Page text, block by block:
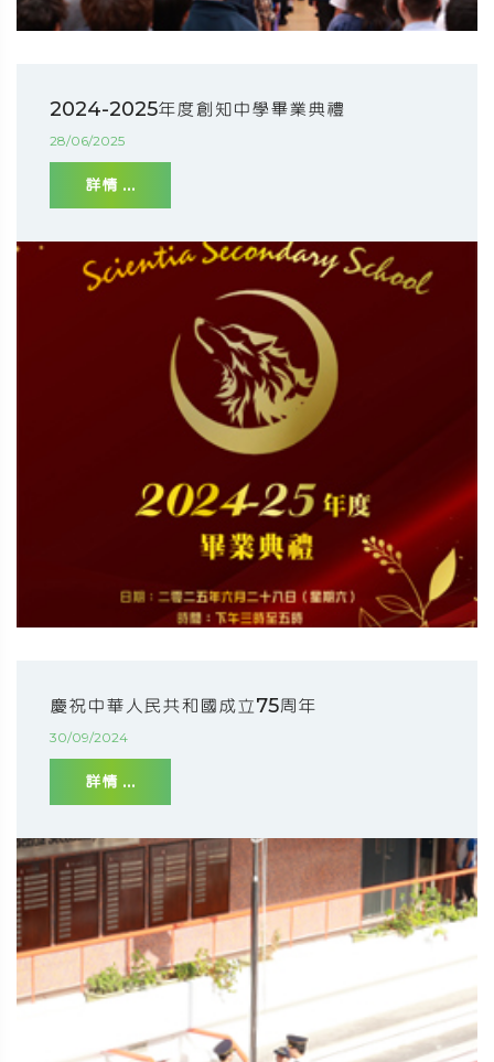
2024-2025年度創知中學畢業典禮
28/06/2025
詳情 ...
慶祝中華人民共和國成立75周年
30/09/2024
詳情 ...